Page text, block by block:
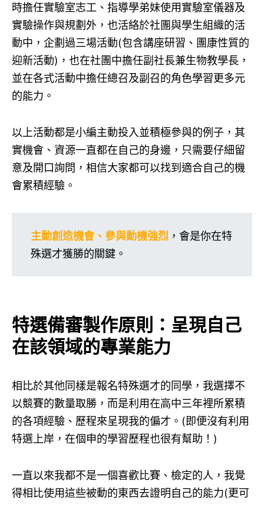
時擔任實驗室志工、指導學弟妹使用實驗室儀器及
實驗操作與規劃外，也活絡於社團與學生組織的活
動中，企劃過三場活動(包含講座研習、團康性質的
迎新活動)，也在社團中擔任副社長兼生物教學長，
並在各式活動中擔任總召及副召的角色學習更多元
的能力。
以上活動都是小編主動投入並積極參與的例子，其
實機會、資源一直都在自己的身邊，只需要仔細留
意及開口詢問，相信大家都可以找到適合自己的機
會累積經驗。
主動創造機會、參與動機強烈 ，會是你在特
殊選才獲勝的關鍵。
特選備審製作原則：呈現自己
在該領域的專業能力
相比於其他同樣是報名特殊選才的同學，我選擇不
以競賽的數量取勝，而是利用在高中三年裡所累積
的各項經驗、歷程來呈現我的偏才。(即便沒有利用
特選上岸，在個申的學習歷程也很有幫助！)
一直以來我都不是一個喜歡比賽、檢定的人，我覺
得相比使用這些被動的東西去證明自己的能力(更可